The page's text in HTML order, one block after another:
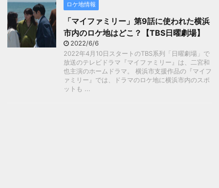
ロケ地情報
「マイファミリー」第9話に使われた横浜
市内のロケ地はどこ？【TBS日曜劇場】
2022/6/6
2022年4月10日スタートのTBS系列「日曜劇場」で
放送のテレビドラマ『マイファミリー』は、二宮和
也主演のホームドラマ。 横浜市支援作品の『マイフ
ァミリー』では、ドラマのロケ地に横浜市内のスポ
ットも ...